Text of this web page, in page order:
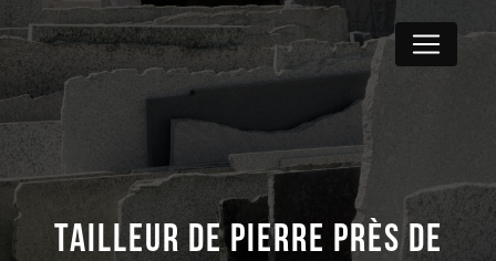
Tailleur de pierre près de
Panneau de gestion des cookies